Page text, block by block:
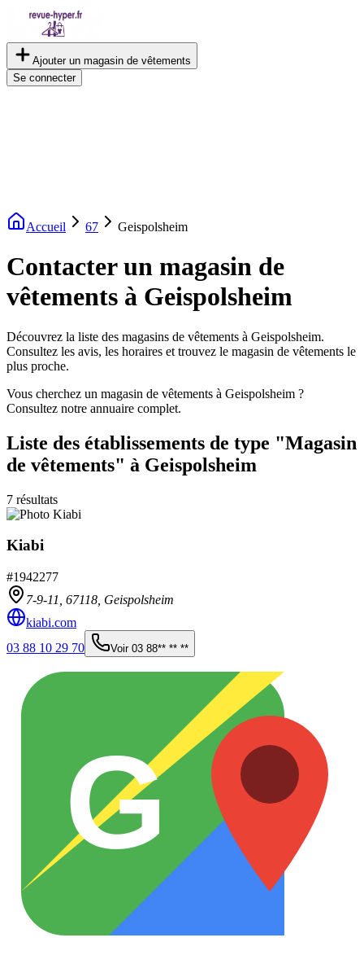
Ajouter un magasin de vêtements
Se connecter
Accueil 67 Geispolsheim
Contacter un magasin de
vêtements à Geispolsheim
Découvrez la liste des magasins de vêtements à Geispolsheim.
Consultez les avis, les horaires et trouvez le magasin de vêtements le
plus proche.
Vous cherchez un magasin de vêtements à Geispolsheim ?
Consultez notre annuaire complet.
Liste des établissements de type "Magasin
de vêtements" à Geispolsheim
7 résultats
Kiabi
#1942277
7-9-11, 67118 Geispolsheim
kiabi.com
03 88 10 29 70
Voir 03 88** ** **
G